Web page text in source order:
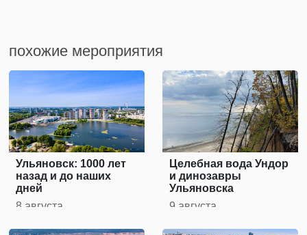
похожие мероприятия
Ульяновск: 1000 лет
назад и до наших
дней
8 августа
Целебная вода Ундор
и динозавры
Ульяновска
9 августа